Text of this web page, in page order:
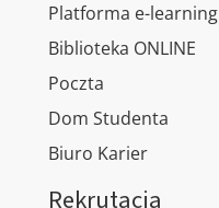
Platforma e-learning
Biblioteka ONLINE
Poczta
Dom Studenta
Biuro Karier
Rekrutacja